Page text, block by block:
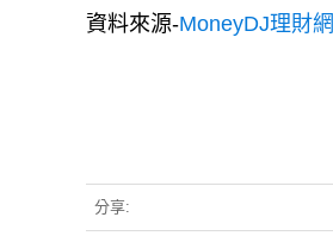
資料來源-MoneyDJ理財網
分享: